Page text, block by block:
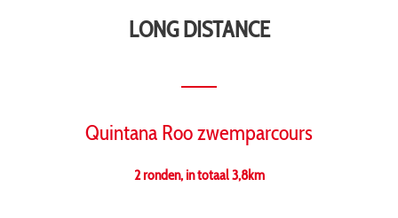
LONG DISTANCE
Quintana Roo zwemparcours
2 ronden, in totaal 3,8km